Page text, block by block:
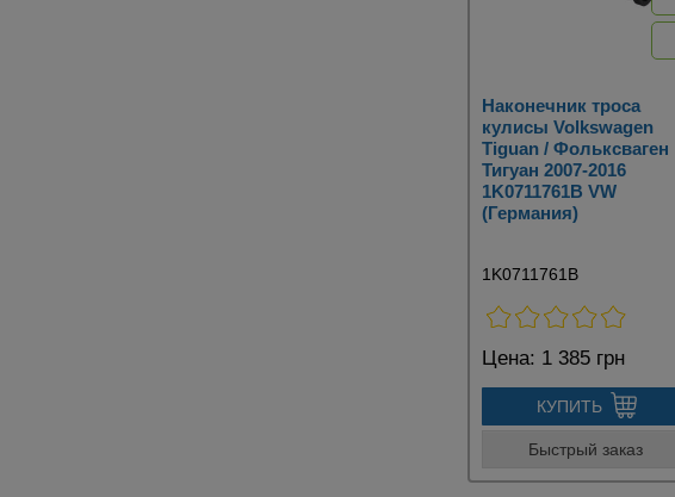
Наконечник троса
кулисы Volkswagen
Tiguan / Фольксваген
Тигуан 2007-2016
1K0711761B VW
(Германия)
1K0711761B
Цена: 1 385 грн
КУПИТЬ
Быстрый заказ